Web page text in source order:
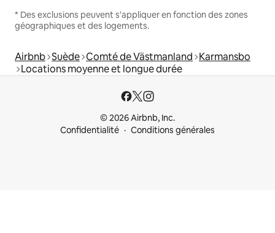
* Des exclusions peuvent s'appliquer en fonction des zones
géographiques et des logements.
Airbnb Suède Comté de Västmanland Karmansbo
Locations moyenne et longue durée
© 2026 Airbnb, Inc.
Confidentialité
Conditions générales